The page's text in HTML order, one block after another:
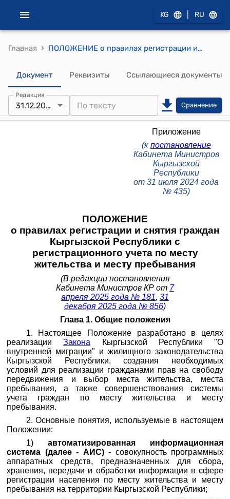
KG RU
Главная › ПОЛОЖЕНИЕ о правилах регистрации и снятия граждан Кыргызской Республики с регистрационного учета по месту жительства и месту пребывания
Документ Реквизиты Ссылающиеся документы
Редакция
31.12.2025 Сравнение